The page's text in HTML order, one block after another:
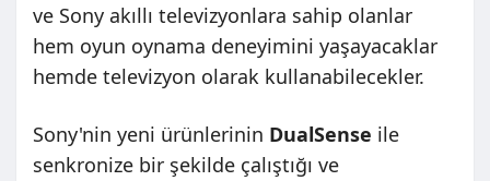
ve Sony akıllı televizyonlara sahip olanlar
hem oyun oynama deneyimini yaşayacaklar
hemde televizyon olarak kullanabilecekler.
Sony'nin yeni ürünlerinin DualSense ile
senkronize bir şekilde çalıştığı ve